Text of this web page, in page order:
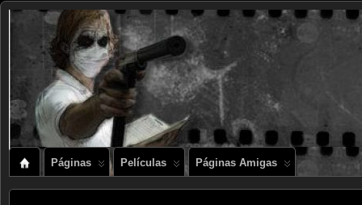
Páginas Películas Páginas Amigas